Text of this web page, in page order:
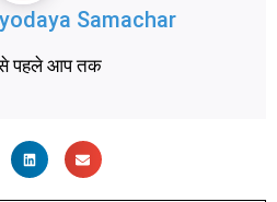
Samachar
पहले आप तक